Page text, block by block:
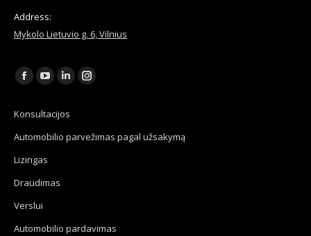
Address:
Mykolo Lietuvio g. 6, Vilnius
Find us on:
Facebook
opens
in
new
YouTube
opens
in
new
Linkedin
opens
in
Instagram
in
Konsultacijos
Automobilio parvežimas pagal užsakymą
Lizingas
Draudimas
Verslui
Automobilio pardavimas